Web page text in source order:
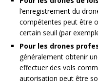
l’enregistrement du
compétentes peut être
certain seuil (par
Pour les drones
généralement obtenir
effectuer des vols
autorisation peut être